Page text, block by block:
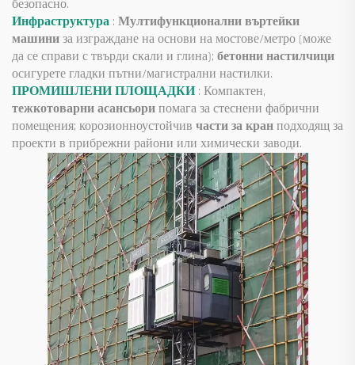
безопасно.
Инфраструктура : Мултифункционални въртейки
машиниза изграждане на основи на мостове/метро (може
да се справи с твърди скали и глина); бетонни настилчици
осигурете гладки пътни/магистрални настилки.
ПРОМИШЛЕНИ ПЛОЩАДКИ: Компактен,
тежкотоварни асансьорипомага за стеснени фабрични
помещения; корозионноустойчив части за кранподходящ за
проекти в прибрежни райони или химически заводи.